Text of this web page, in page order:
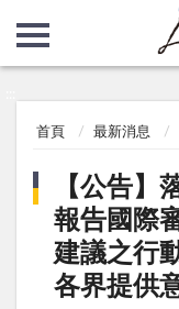
首頁 最新消息
【公告】
報告國際
建議之行
各界提供